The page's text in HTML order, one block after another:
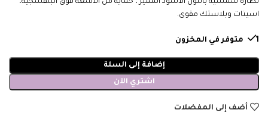
نظارة شمسية باللون الاسود المميز ، حماية من الاشعة فوق البنفسجية،
اسيتات وبلاستك مقوى.
1 متوفر في المخزون
إضافة إلى السلة
اشتري الآن
أضف إلى المفضلات